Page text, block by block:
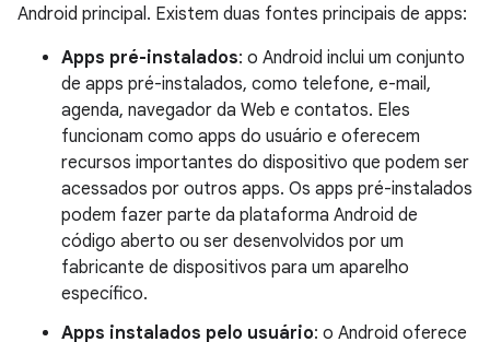
Android principal. Existem duas fontes principais de apps:
Apps pré-instalados: o Android inclui um conjunto
de apps pré-instalados, como telefone, e-mail,
agenda, navegador da Web e contatos. Eles
funcionam como apps do usuário e oferecem
recursos importantes do dispositivo que podem ser
acessados por outros apps. Os apps pré-instalados
podem fazer parte da plataforma Android de
código aberto ou ser desenvolvidos por um
fabricante de dispositivos para um aparelho
específico.
Apps instalados pelo usuário: o Android oferece